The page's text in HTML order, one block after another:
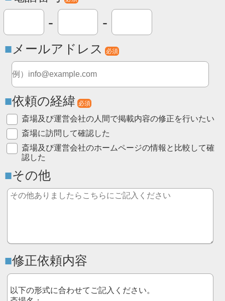
- -
メールアドレス 必須
依頼の経緯 必須
斎場及び運営会社の人間で掲載内容の修正を行いたい
斎場に訪問して確認した
斎場及び運営会社のホームページの情報と比較して確
認した
その他
修正依頼内容